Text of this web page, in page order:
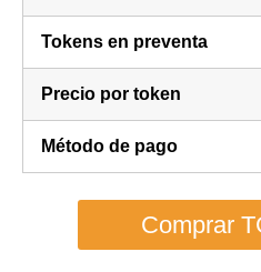
Tokens en preventa
Precio por token
Método de pago
Comprar